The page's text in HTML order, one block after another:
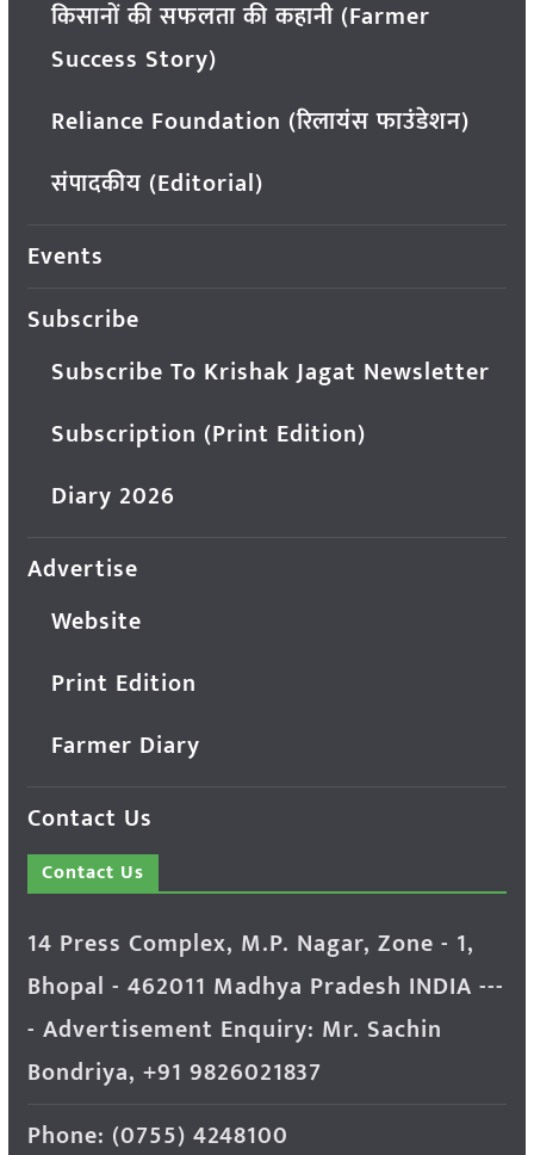
किसानों की सफलता की कहानी (Farmer
Success Story)
Reliance Foundation (रिलायंस फाउंडेशन)
संपादकीय (Editorial)
Events
Subscribe
Subscribe To Krishak Jagat Newsletter
Subscription (Print Edition)
Diary 2026
Advertise
Website
Print Edition
Farmer Diary
Contact Us
Contact Us
14 Press Complex, M.P. Nagar, Zone - 1,
Bhopal - 462011 Madhya Pradesh INDIA ---
- Advertisement Enquiry: Mr. Sachin
Bondriya, +91 9826021837
Phone: (0755) 4248100